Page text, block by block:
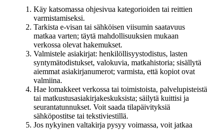
Käy katsomassa ohjesivua kategorioiden tai reittien
varmistamiseksi.
Tarkista e-visan tai sähköisen viisumin saatavuus
matkaa varten; täytä mahdollisuuksien mukaan
verkossa olevat hakemukset.
Valmistele asiakirjat: henkilöllisyystodistus, lasten
syntymätodistukset, valokuvia, matkahistoria; sisällytä
aiemmat asiakirjanumerot; varmista, että kopiot ovat
valmiina.
Hae lomakkeet verkossa tai toimistoista, palvelupisteistä
tai matkustusasiakirjakeskuksista; säilytä kuittisi ja
seurantatunnukset. Voit saada tilapäivityksiä
sähköpostitse tai tekstiviestillä.
Jos nykyinen valtakirja pysyy voimassa, voit jatkaa